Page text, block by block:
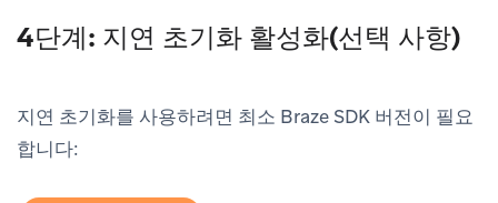
4단계: 지연 초기화 활성화(선택 사항)
지연 초기화를 사용하려면 최소 Braze SDK 버전이 필요
합니다: